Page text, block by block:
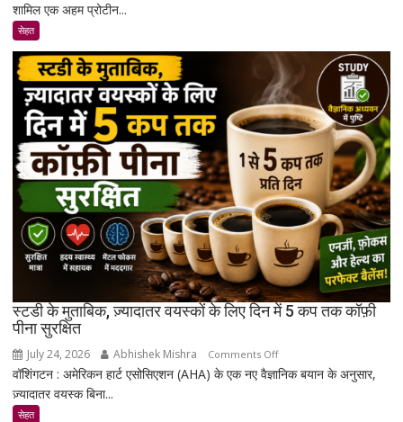
ऐसा
कंपाउंड
खोजा
है
जो
बढ़ने
के
साथ
मांसपेशियों
की
मरम्मत
को
बेहतर
है
शामिल एक अहम प्रोटीन...
सेहत
स्टडी के मुताबिक, ज़्यादातर वयस्कों के लिए दिन में 5 कप तक कॉफ़ी
पीना सुरक्षित
July 24, 2026 Abhishek Mishra Comments Offon
स्टडी
वॉशिंगटन : अमेरिकन हार्ट एसोसिएशन (AHA) के एक नए वैज्ञानिक बयान के अनुसार,
ज़्यादातर वयस्क बिना...
सेहत